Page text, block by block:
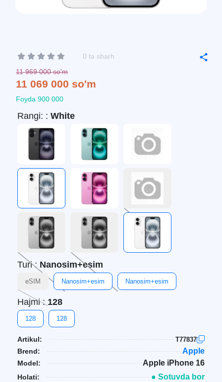
0 ta sharh
11 969 000 so'm
11 069 000 so'm
Foyda 900 000
Rangi: : White
Turi : Nanosim+esim
eSIM Nanosim+esim Nanosim+esim
Hajmi :128
128 128
Artikul: T77837
Brend: Apple
Model: Apple iPhone 16
Holati: ● Sotuvda bor